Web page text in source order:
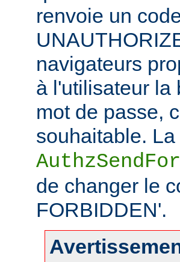
renvoie un
navigateurs
à l'utilisateur la
mot de passe,
souhaitable.
de changer le
FORBIDDEN'.